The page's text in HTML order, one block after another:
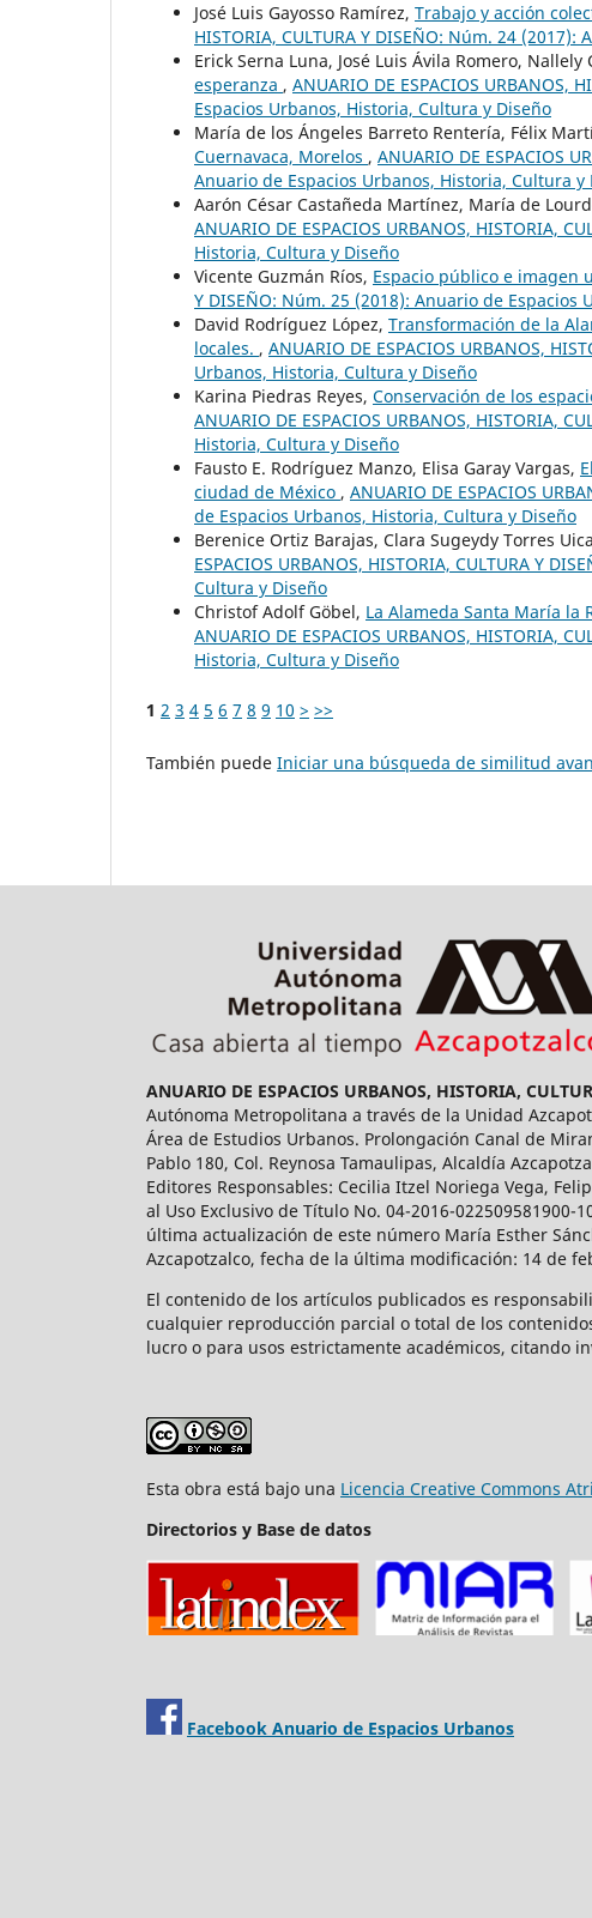
José Luis Gayosso Ramírez, Trabajo y acción
HISTORIA, CULTURA Y DISEÑO: Núm. 24
Erick Serna Luna, José Luis Ávila Romero,
esperanza , ANUARIO DE ESPACIOS URBANOS,
Espacios Urbanos, Historia, Cultura y Diseño
María de los Ángeles Barreto Rentería, Félix
Cuernavaca, Morelos , ANUARIO DE ESPACIOS
Anuario de Espacios Urbanos, Historia, Cultura y
Aarón César Castañeda Martínez, María de
ANUARIO DE ESPACIOS URBANOS, HISTORIA,
Historia, Cultura y Diseño
Vicente Guzmán Ríos, Espacio público e imagen
Y DISEÑO: Núm. 25 (2018): Anuario de
David Rodríguez López, Transformación de la
locales. , ANUARIO DE ESPACIOS URBANOS,
Urbanos, Historia, Cultura y Diseño
Karina Piedras Reyes, Conservación de los
ANUARIO DE ESPACIOS URBANOS, HISTORIA,
Historia, Cultura y Diseño
Fausto E. Rodríguez Manzo, Elisa Garay Vargas,
ciudad de México , ANUARIO DE ESPACIOS
de Espacios Urbanos, Historia, Cultura y Diseño
Berenice Ortiz Barajas, Clara Sugeydy Torres
ESPACIOS URBANOS, HISTORIA, CULTURA Y
Cultura y Diseño
Christof Adolf Göbel, La Alameda Santa María la
ANUARIO DE ESPACIOS URBANOS, HISTORIA,
Historia, Cultura y Diseño
1 2 3 4 5 6 7 8 9 10 > >>
También puede Iniciar una búsqueda de similitud
ANUARIO DE ESPACIOS URBANOS, HISTORIA,
Autónoma Metropolitana a través de la Unidad
Área de Estudios Urbanos. Prolongación Canal de
Pablo 180, Col. Reynosa Tamaulipas, Alcaldía
Editores Responsables: Cecilia Itzel Noriega Vega,
al Uso Exclusivo de Título No. 04-2016-
última actualización de este número María Esther
Azcapotzalco, fecha de la última modificación: 14 de
El contenido de los artículos publicados es
cualquier reproducción parcial o total de los
lucro o para usos estrictamente académicos, citando
Esta obra está bajo una Licencia Creative Commons
Directorios y Base de datos
Facebook Anuario de Espacios Urbanos